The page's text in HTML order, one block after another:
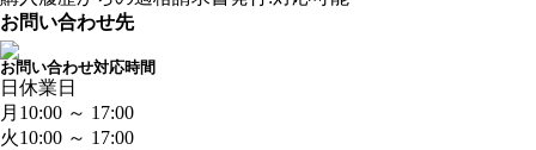
お問い合わせ先
お問い合わせ対応時間
日 休業日
月 10:00 ～ 17:00
火10:00 ～ 17:00